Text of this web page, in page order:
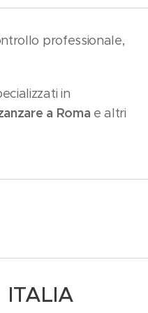
professionale,
in
a Romae altri
ITALIA